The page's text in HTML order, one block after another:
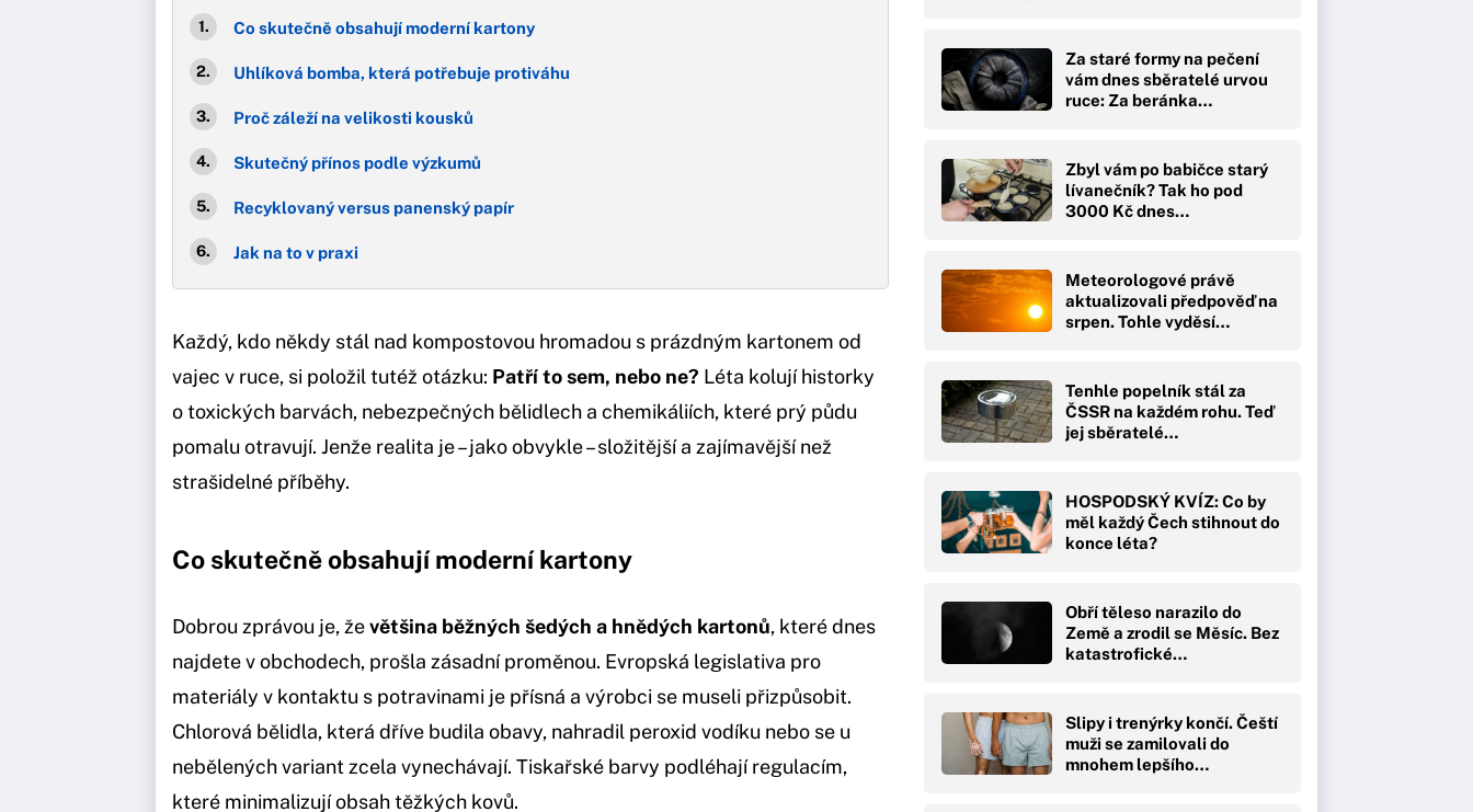
Co skutečně obsahují moderní kartony
Uhlíková bomba, která potřebuje protiváhu
Proč záleží na velikosti kousků
Skutečný přínos podle výzkumů
Recyklovaný versus panenský papír
Jak na to v praxi
Každý, kdo někdy stál nad kompostovou hromadou s prázdným kartonem od
vajec v ruce, si položil tutéž otázku: Patří to sem, nebo ne? Léta kolují historky
o toxických barvách, nebezpečných bělidlech a chemikáliích, které prý půdu
pomalu otravují. Jenže realita je – jako obvykle – složitější a zajímavější než
strašidelné příběhy.
Co skutečně obsahují moderní kartony
Dobrou zprávou je, ževětšina běžných šedých a hnědých kartonů, které dnes
najdete v obchodech, prošla zásadní proměnou. Evropská legislativa pro
materiály v kontaktu s potravinami je přísná a výrobci se museli přizpůsobit.
Chlorová bělidla, která dříve budila obavy, nahradil peroxid vodíku nebo se u
nebělených variant zcela vynechávají. Tiskařské barvy podléhají regulacím,
které minimalizují obsah těžkých kovů.
Za staré formy na pečení
vám dnes sběratelé urvou
ruce: Za beránka…
Zbyl vám po babičce starý
lívanečník? Tak ho pod
3000 Kč dnes…
Meteorologové právě
aktualizovali předpověď na
srpen. Tohle vyděsí…
Tenhle popelník stál za
ČSSR na každém rohu. Teď
jej sběratelé…
HOSPODSKÝ KVÍZ: Co by
měl každý Čech stihnout do
konce léta?
Obří těleso narazilo do
Země a zrodil se Měsíc. Bez
katastrofické…
Slipy i trenýrky končí. Čeští
muži se zamilovali do
mnohem lepšího…